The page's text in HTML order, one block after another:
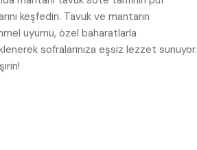
keşfedin. Tavuk ve mantarın
uyumu, özel baharatlarla
sofralarınıza eşsiz lezzet sunuyor.